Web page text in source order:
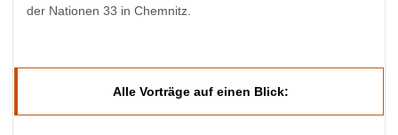
der Nationen 33 in Chemnitz.
Alle Vorträge auf einen Blick: